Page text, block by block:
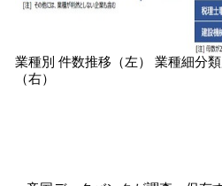
業種別 件数推移（左） 業種細分
（右）